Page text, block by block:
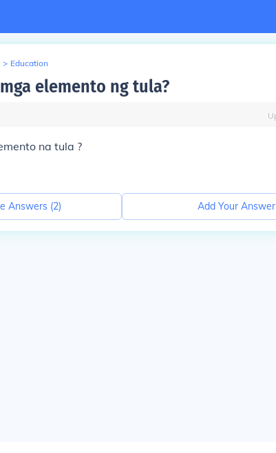
> Education
elemento ng tula?
na tula ?
Answers (2) Add Your Answer